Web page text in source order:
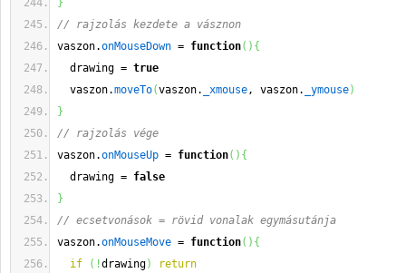
}
// rajzolás kezdete a vásznon
vaszon.onMouseDown = function( ) {
drawing = true
vaszon.moveTo(vaszon. _xmouse, vaszon. _ymouse)
}
// rajzolás vége
vaszon.onMouseUp = function( ) {
drawing = false
}
// ecsetvonások = rövid vonalak egymásutánja
vaszon.onMouseMove = function( ) {
if
( !drawing)
return